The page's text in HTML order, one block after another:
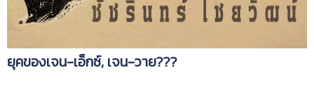
ยุคของเจน-เอ็กซ์, เจน-วาย???